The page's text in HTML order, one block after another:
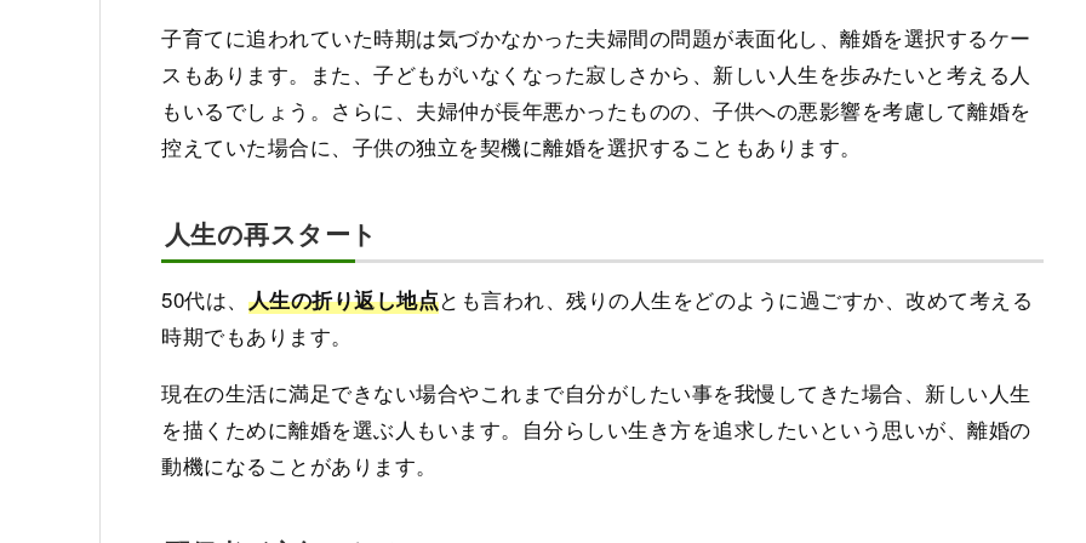
子育てに追われていた時期は気づかなかった夫婦間の問題が表面化し、離婚を選択するケー
スもあります。また、子どもがいなくなった寂しさから、新しい人生を歩みたいと考える人
もいるでしょう。さらに、夫婦仲が長年悪かったものの、子供への悪影響を考慮して離婚を
控えていた場合に、子供の独立を契機に離婚を選択することもあります。
人生の再スタート
50代は、 人生の折り返し地点とも言われ、残りの人生をどのように過ごすか、改めて考える
時期でもあります。
現在の生活に満足できない場合やこれまで自分がしたい事を我慢してきた場合、新しい人生
を描くために離婚を選ぶ人もいます。自分らしい生き方を追求したいという思いが、離婚の
動機になることがあります。